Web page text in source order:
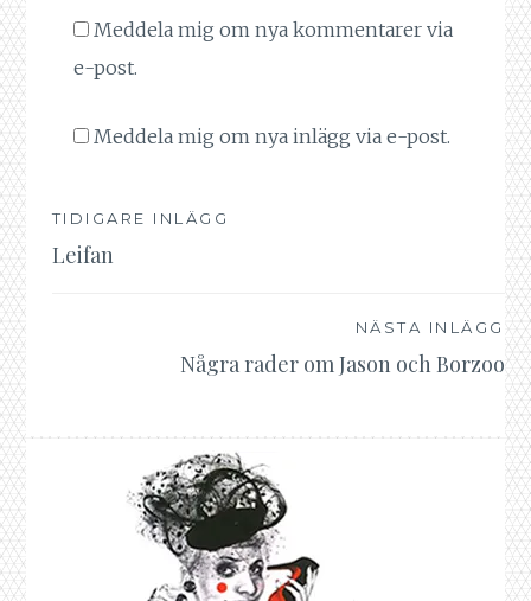
Meddela mig om nya kommentarer via
e-post.
Meddela mig om nya inlägg via e-post.
Inläggsnavigering
TIDIGARE INLÄGG
Leifan
NÄSTA INLÄGG
Några rader om Jason och Borzoo